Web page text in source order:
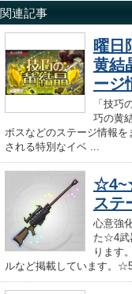
関連記事
曜日
黄結
ージ
「技巧
巧の黄
ボスなどのステージ情報
される特別なイベ ...
ステ
心意強
た☆4武
ります
ルなど掲載しています。